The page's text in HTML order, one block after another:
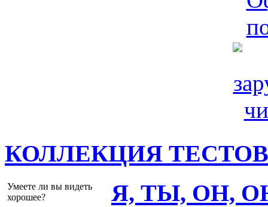
КОЛЛЕКЦИЯ ТЕСТОВ
Умеете ли вы видеть
хорошее?
Я, ТЫ, ОН,